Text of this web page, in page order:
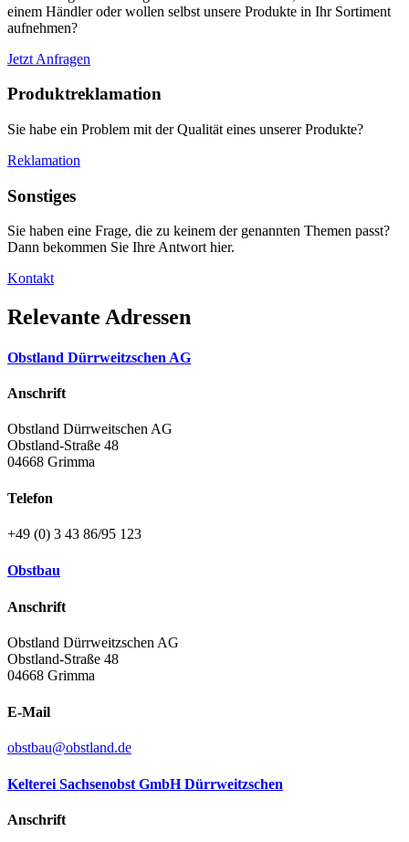
einem Händler oder wollen selbst unsere Produkte in Ihr Sortiment
aufnehmen?
Jetzt Anfragen
Produktreklamation
Sie habe ein Problem mit der Qualität eines unserer Produkte?
Reklamation
Sonstiges
Sie haben eine Frage, die zu keinem der genannten Themen passt?
Dann bekommen Sie Ihre Antwort hier.
Kontakt
Relevante Adressen
Obstland Dürrweitzschen AG
Anschrift
Obstland Dürrweitschen AG
Obstland-Straße 48
04668 Grimma
Telefon
+49 (0) 3 43 86/95 123
Obstbau
Anschrift
Obstland Dürrweitzschen AG
Obstland-Straße 48
04668 Grimma
E-Mail
obstbau@obstland.de
Kelterei Sachsenobst GmbH Dürrweitzschen
Anschrift